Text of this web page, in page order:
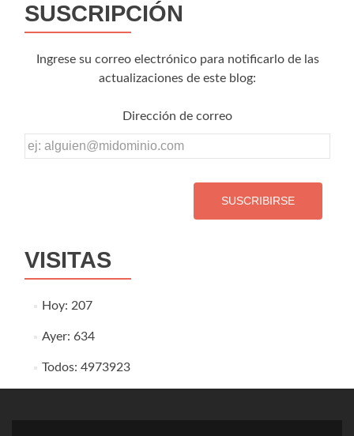
SUSCRIPCIÓN
Ingrese su correo electrónico para notificarlo de las
actualizaciones de este blog:
Dirección de correo
Dirección
de
correo
VISITAS
Hoy: 207
Ayer: 634
Todos: 4973923